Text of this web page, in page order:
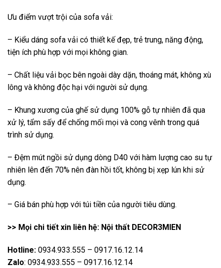
Ưu điểm vượt trội của sofa vải:
– Kiểu dáng sofa vải có thiết kế đẹp, trẻ trung, năng động,
tiện ích phù hợp với mọi không gian.
– Chất liệu vải bọc bên ngoài dày dặn, thoáng mát, không xù
lông và không độc hại với người sử dụng.
– Khung xương của ghế sử dụng 100% gỗ tự nhiên đã qua
xử lý, tẩm sấy để chống mối mọi và cong vênh trong quá
trình sử dụng.
– Đệm mút ngồi sử dụng dòng D40 với hàm lượng cao su tự
nhiên lên đến 70% nên đàn hồi tốt, không bị xẹp lún khi sử
dụng.
– Giá bán phù hợp với túi tiền của người tiêu dùng.
>> Mọi chi tiết xin liên hệ: Nội thất DECOR3MIEN
Hotline: 0934.933.555 – 0917.16.12.14
Zalo: 0934.933.555 – 0917.16.12.14